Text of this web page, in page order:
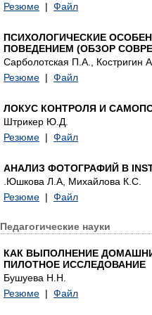
Резюме | Файл
ПСИХОЛОГИЧЕСКИЕ
ПОВЕДЕНИЕМ (ОБЗОР
Сарболотская П.А., Костригин
Резюме | Файл
ЛОКУС КОНТРОЛЯ И
Штрикер Ю.Д.
Резюме | Файл
АНАЛИЗ ФОТОГРАФИЙ В
.Юшкова Л.А, Михайлова К.С.
Резюме | Файл
Педагогические науки
КАК ВЫПОЛНЕНИЕ
ПИЛОТНОЕ ИССЛЕДОВАНИЕ
Бушуева Н.Н.
Резюме | Файл